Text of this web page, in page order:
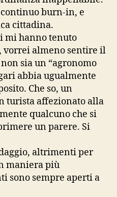
burn-in, e
cittadina.
mi hanno tenuto
vorrei almeno sentire il
sia un “agronomo
abbia ugualmente
Che so, un
turista affezionato alla
qualcuno che si
un parere. Si
altrimenti per
maniera più
sono sempre aperti a